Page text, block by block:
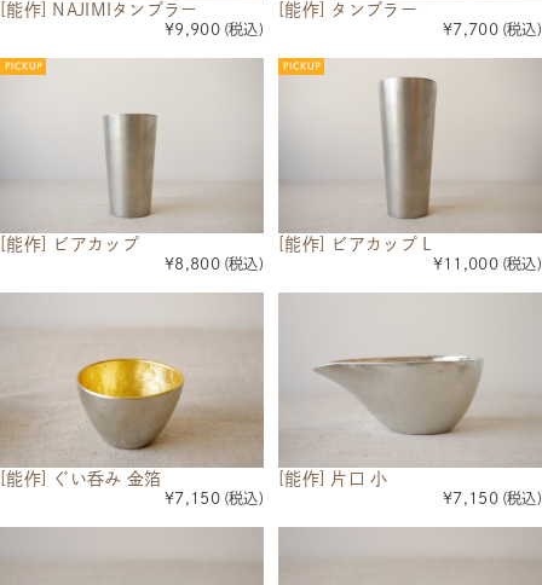
[能作] NAJIMIタンブラー
¥9,900 (税込)
[能作] タンブラー
¥7,700 (税込)
[能作] ビアカップ
¥8,800 (税込)
[能作] ビアカップ L
¥11,000 (税込)
[能作] ぐい呑み 金箔
¥7,150 (税込)
[能作] 片口 小
¥7,150 (税込)